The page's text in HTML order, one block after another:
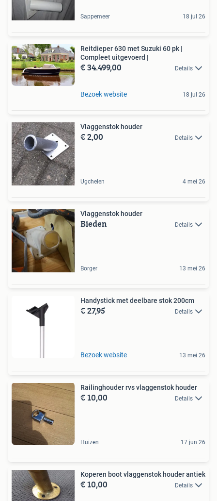
Sappemeer 18 jul 26
Reitdieper 630 met Suzuki 60 pk |
Compleet uitgevoerd |
€ 34.499,00 Details
Bezoek website 18 jul 26
Vlaggenstok houder
€ 2,00 Details
Ugchelen 4 mei 26
Vlaggenstok houder
Bieden Details
Borger 13 mei 26
Handystick met deelbare stok 200cm
€ 27,95 Details
Bezoek website 13 mei 26
Railinghouder rvs vlaggenstok houder
€ 10,00 Details
Huizen 17 jun 26
Koperen boot vlaggenstok houder antiek
€ 10,00 Details